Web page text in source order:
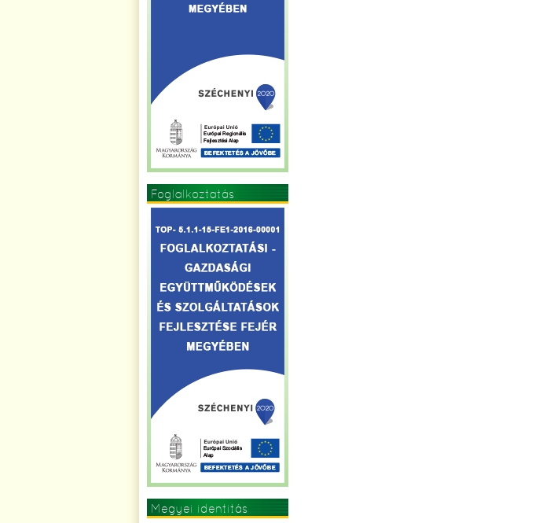
Foglalkoztatás
Megyei identitás